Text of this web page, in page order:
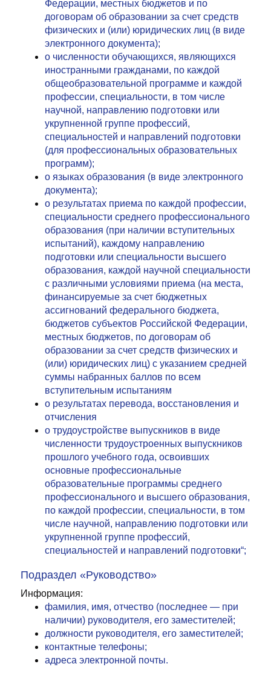
Федерации, местных бюджетов и по
договорам об образовании за счет средств
физических и (или) юридических лиц (в виде
электронного документа);
о численности обучающихся, являющихся
иностранными гражданами, по каждой
общеобразовательной программе и каждой
профессии, специальности, в том числе
научной, направлению подготовки или
укрупненной группе профессий,
специальностей и направлений подготовки
(для профессиональных образовательных
программ);
о языках образования (в виде электронного
документа);
о результатах приема по каждой профессии,
специальности среднего профессионального
образования (при наличии вступительных
испытаний), каждому направлению
подготовки или специальности высшего
образования, каждой научной специальности
с различными условиями приема (на места,
финансируемые за счет бюджетных
ассигнований федерального бюджета,
бюджетов субъектов Российской Федерации,
местных бюджетов, по договорам об
образовании за счет средств физических и
(или) юридических лиц) с указанием средней
суммы набранных баллов по всем
вступительным испытаниям
о результатах перевода, восстановления и
отчисления
о трудоустройстве выпускников в виде
численности трудоустроенных выпускников
прошлого учебного года, освоивших
основные профессиональные
образовательные программы среднего
профессионального и высшего образования,
по каждой профессии, специальности, в том
числе научной, направлению подготовки или
укрупненной группе профессий,
специальностей и направлений подготовки“;
Подраздел «Руководство»
Информация:
фамилия, имя, отчество (последнее — при
наличии) руководителя, его заместителей;
должности руководителя, его заместителей;
контактные телефоны;
адреса электронной почты.